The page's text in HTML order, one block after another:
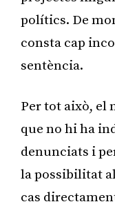
polítics. De
consta cap
sentència.
Per tot això, el
que no hi ha
denunciats i
la possibilitat
cas